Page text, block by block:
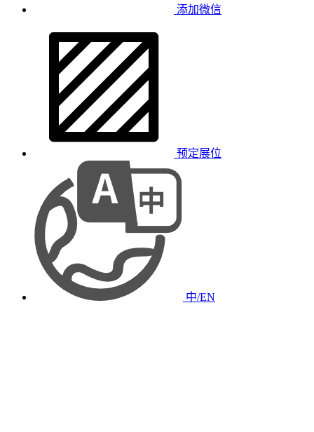
添加微信
预定展位
中/EN